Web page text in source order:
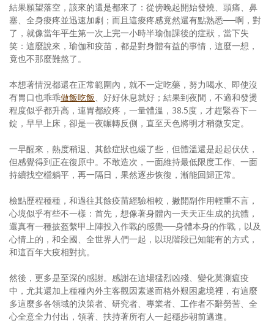
結果願望落空，該來的還是都來了：從傍晚起開始發燒、頭痛、鼻
塞、全身痠疼並迅速加劇；而且這痠疼感竟然還有點熟悉──啊，對
了，就像當年平生第一次上完一小時半瑜伽課後的症狀，當下失
笑：這麼說來，瑜伽和疫苗，都是對身體有益的事情，這麼一想，
竟也不那麼難熬了。
本想著情況都還在正常範圍內，就不一定吃藥，努力喝水、即使沒
有胃口也乖乖做飯吃飯 、好好休息就好；結果到夜間，不適和發燙
程度似乎都升高，連胃都絞疼，一量體溫，38.5度，才趕緊吞下一
錠，早早上床，卻是一夜輾轉反側，直至天色將明才稍微安定。
一早醒來，熱度稍退、其餘症狀也緩了些，但體溫還是起起伏伏，
但感覺得到正在復原中。不敢造次，一面維持最低限度工作、一面
持續找空檔躺平，再一隔日，果然逐步恢復，漸能回歸正常。
檢點歷程種種，和過往其餘疫苗經驗相較，撇開副作用輕重不言，
心境似乎有些不一樣：首先，想像著身體內一天天正生成的抗體，
還真有一種披盔繫甲上陣投入作戰的感覺──身體本身的作戰，以及
心情上的，和全國、全世界人們一起，以現階段已知能有的方式，
和這百年大疫相對抗。
然後，更多是至深的感謝。感謝在這場猛烈凶殘、變化莫測瘟疫
中，尤其還加上種種內外主客觀因素遂而格外艱困處境裡，有這麼
多這麼多各領域的決策者、研究者、專業者、工作者不辭勞苦、全
心全意全力付出，領著、扶持著所有人一起穩步朝前邁進。